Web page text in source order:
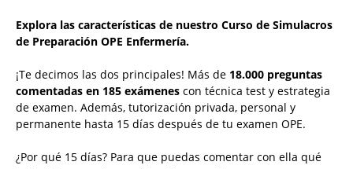
Explora las características de nuestro Curso de Simulacros
de Preparación OPE Enfermería.
¡Te decimos las dos principales! Más de 18.000 preguntas
comentadas en 185 exámenes con técnica test y estrategia
de examen. Además, tutorización privada, personal y
permanente hasta 15 días después de tu examen OPE.
¿Por qué 15 días? Para que puedas comentar con ella qué